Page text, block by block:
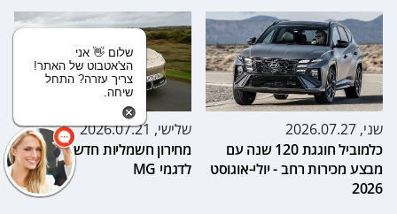
שני, 2026.07.27
כלמוביל חוגגת 120 שנה עם
מבצע מכירות רחב - יולי-אוגוסט
2026
שלישי, 2026.07.21
מחירון חשמליות חדש ומוזל
לדגמי MG
שלום 👋 אני
הצ'אטבוט של האתר!
צריך עזרה? התחל
שיחה.